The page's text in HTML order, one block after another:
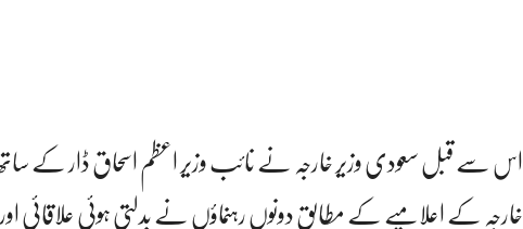
اس سے قبل سعودی وزیر خارجہ نے نائب وزیر اعظم اسحاق ڈار کے
خارجہ کے اعلامیے کے مطابق دونوں رہنماؤں نے بدلتی ہوئی علاقائی